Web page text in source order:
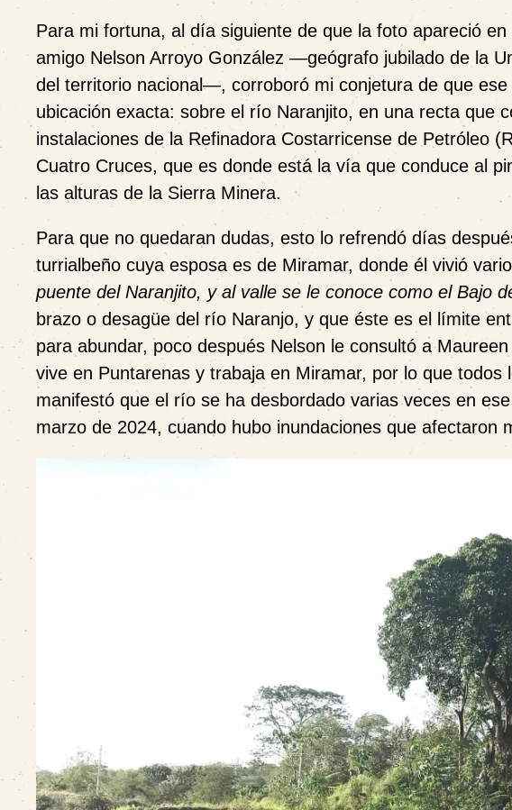
Para mi fortuna, al día siguiente de que la foto apareció en
amigo Nelson Arroyo González —geógrafo jubilado de la
del territorio nacional—, corroboró mi conjetura de que
ubicación exacta: sobre el río Naranjito, en una recta que
instalaciones de la Refinadora Costarricense de Petróleo
Cuatro Cruces, que es donde está la vía que conduce al
las alturas de la Sierra Minera.
Para que no quedaran dudas, esto lo refrendó días
turrialbeño cuya esposa es de Miramar, donde él vivió
puente del Naranjito, y al valle se le conoce como el Bajo
brazo o desagüe del río Naranjo, y que éste es el límite
para abundar, poco después Nelson le consultó a
vive en Puntarenas y trabaja en Miramar, por lo que
manifestó que el río se ha desbordado varias veces en
marzo de 2024, cuando hubo inundaciones que afectaron